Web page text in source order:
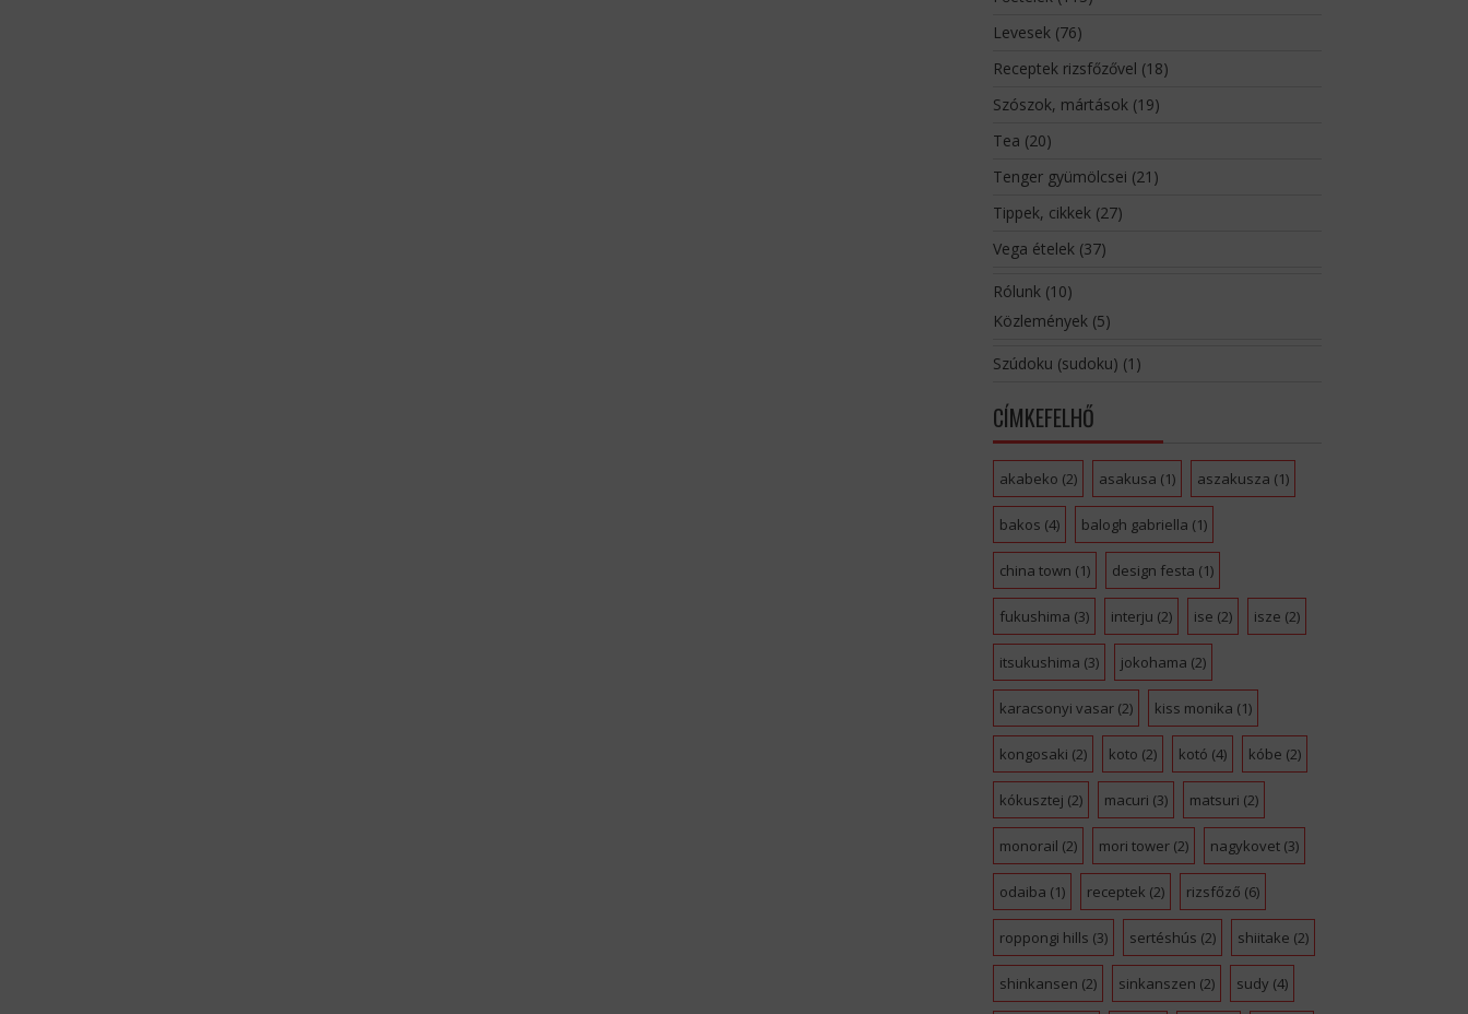
Levesek(76)
Receptek rizsfőzővel (18)
Szószok, mártások(19)
Tea (20)
Tenger gyümölcsei (21)
Tippek, cikkek(27)
Vega ételek(37)
Rólunk(10)
Közlemények(5)
Szúdoku (sudoku) (1)
CÍMKEFELHŐ
akabeko (2) asakusa (1) aszakusza (1)
bakos (4) balogh gabriella (1)
china town (1) design festa (1)
fukushima (3) interju (2) ise (2) isze (2)
itsukushima (3) jokohama (2)
karacsonyi vasar(2) kiss monika (1)
kongosaki (2) koto (2) kotó (4) kóbe (2)
kókusztej (2) macuri (3) matsuri (2)
monorail (2) mori tower(2) nagykovet(3)
odaiba (1) receptek (2) rizsfőző (6)
roppongi hills (3) sertéshús (2) shiitake (2)
shinkansen (2) sinkanszen (2) sudy (4)